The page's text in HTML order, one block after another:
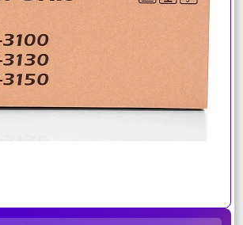
¿Necesitas ayuda?